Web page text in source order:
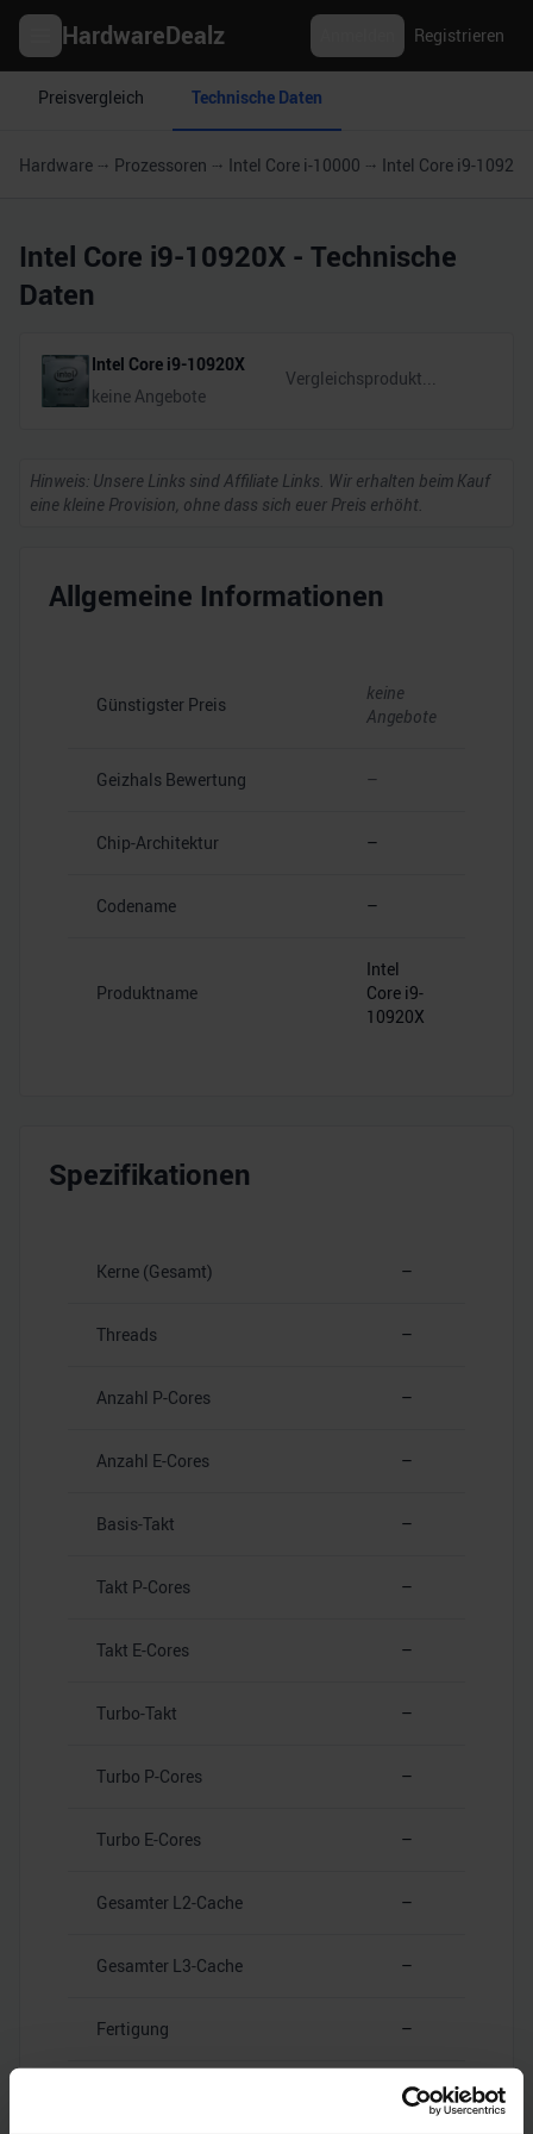
HardwareDealz Registrieren
Preisvergleich Technische Daten
Hardware Prozessoren Intel Core i-10000 Intel Core i9-10920X
Intel Core i9-10920X - Technische
Daten
Intel Core i9-10920X
keine Angebote
Hinweis: Unsere Links sind Affiliate Links. Wir erhalten beim Kauf
eine kleine Provision, ohne dass sich euer Preis erhöht.
Allgemeine Informationen
Günstigster Preis
keine
Angebote
Geizhals Bewertung –
Chip-Architektur –
Codename –
Produktname
Intel
Core i9-
10920X
Spezifikationen
Kerne (Gesamt) –
Threads –
Anzahl P-Cores –
Anzahl E-Cores –
Basis-Takt –
Takt P-Cores –
Takt E-Cores –
Turbo-Takt –
Turbo P-Cores –
Turbo E-Cores –
Gesamter L2-Cache –
Gesamter L3-Cache –
Fertigung –
–